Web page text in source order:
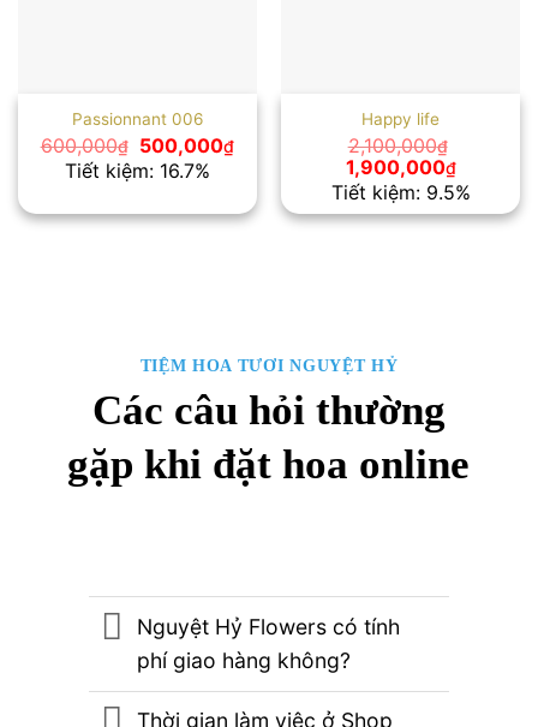
Passionnant 006
600,000₫
Giá
gốc
là:
500,000₫Giá
là:
500,000₫.
Tiết kiệm: 16.7%
Happy life
2,100,000₫
Giá
gốc
là:
2,100,000₫.
1,900,000₫Giá
hiện
tại
là:
Tiết kiệm: 9.5%
TIỆM HOA TƯƠI NGUYỆT HỶ
Các câu hỏi thường
gặp khi đặt hoa online
Nguyệt Hỷ Flowers có tính
phí giao hàng không?
Thời gian làm việc ở Shop